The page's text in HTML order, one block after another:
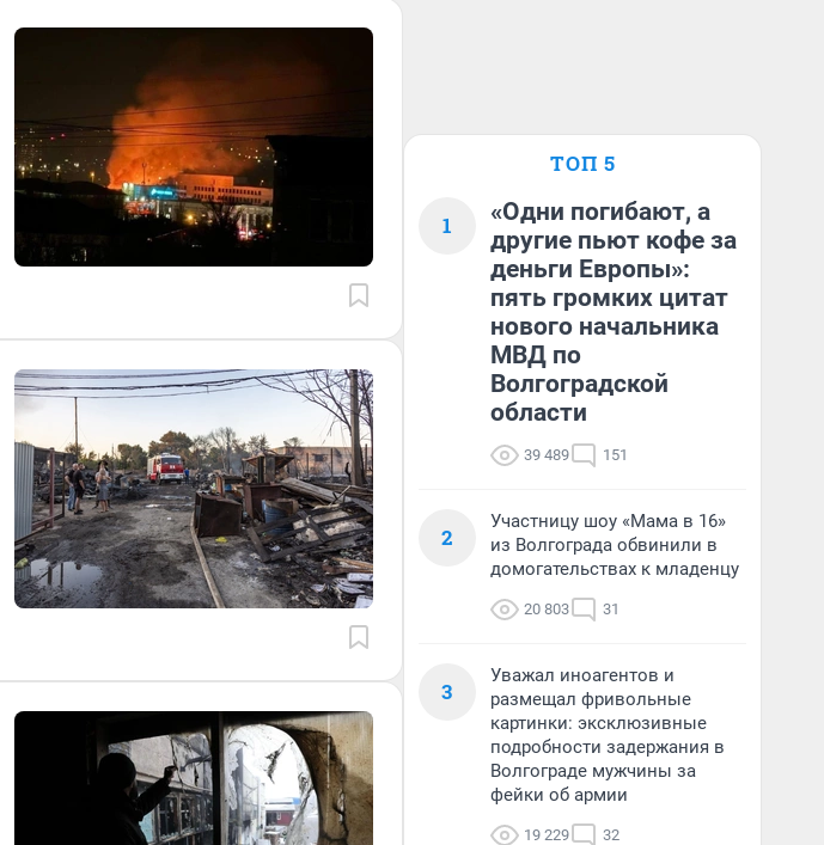
ТОП 5
1
«Одни погибают, а
другие пьют кофе за
деньги Европы»:
пять громких цитат
нового начальника
МВД по
Волгоградской
области
39 489 151
2
Участницу шоу «Мама в 16»
из Волгограда обвинили в
домогательствах к младенцу
20 803 31
3
Уважал иноагентов и
размещал фривольные
картинки: эксклюзивные
подробности задержания в
Волгограде мужчины за
фейки об армии
19 229 32